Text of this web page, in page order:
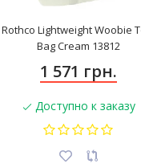
Rothco Lightweight Woobie
Bag Cream 13812
1 571 грн.
Доступно к заказу